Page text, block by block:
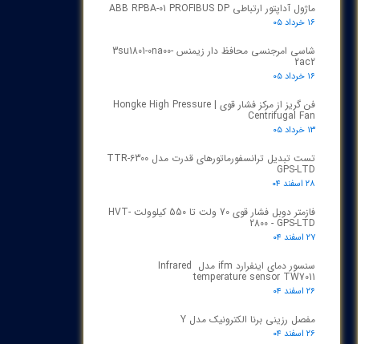
ماژول آداپتور ارتباطی ABB RPBA-01 PROFIBUS DP
۱۶ خرداد ۰۵
شاسی امرجنسی محافظ دار زیمنس 3su1801-0na00-
2ac2
۱۶ خرداد ۰۵
فن گریز از مرکز فشار قوی | Hongke High Pressure
Centrifugal Fan
۱۳ خرداد ۰۵
تست تبدیل ترانسفورماتورهای قدرت مدل TTR‑6300
GPS‑LTD
۲۸ اسفند ۰۴
فازمتر دوبل فشار قوی 70 ولت تا 550 کیلوولت HVT-
2800 - GPS-LTD
۲۷ اسفند ۰۴
سنسور دمای اینفرارد ifm مدل Infrared
temperature sensor TW7011
۲۶ اسفند ۰۴
مفصل رزینی برنا الکترونیک مدل Y
۲۶ اسفند ۰۴